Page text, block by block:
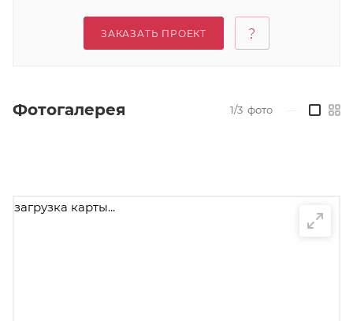
ЗАКАЗАТЬ ПРОЕКТ
Фотогалерея 1/3 фото
загрузка карты...